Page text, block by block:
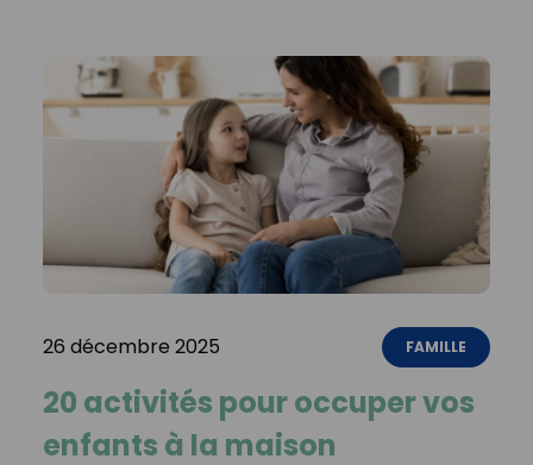
26 décembre 2025 FAMILLE
20 activités pour occuper vos
enfants à la maison